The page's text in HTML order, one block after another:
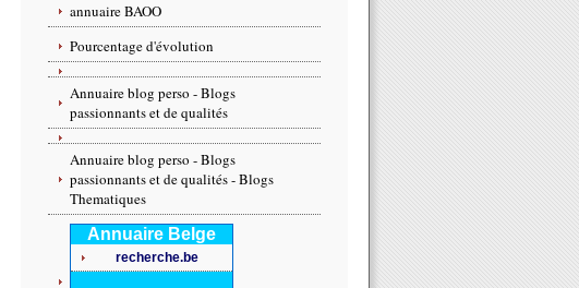
annuaire BAOO
Pourcentage d'évolution
Annuaire blog perso - Blogs
passionnants et de qualités
Annuaire blog perso - Blogs
passionnants et de qualités - Blogs
Thematiques
Annuaire Belge
recherche.be